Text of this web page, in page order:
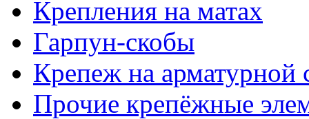
Крепления на матах
Гарпун-скобы
Крепеж на арматурной
Прочие крепёжные